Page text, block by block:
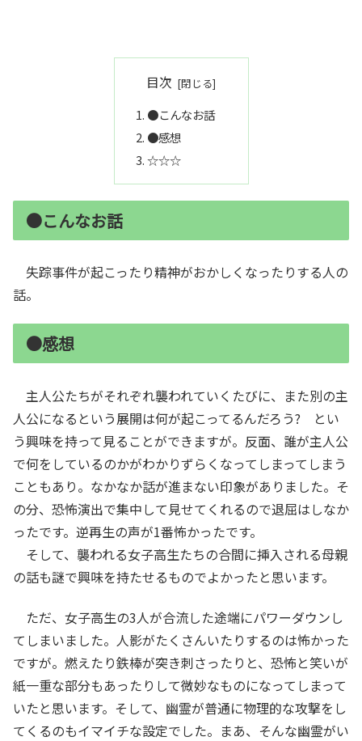
目次
●こんなお話
●感想
☆☆☆
●こんなお話
失踪事件が起こったり精神がおかしくなったりする人の
話。
●感想
主人公たちがそれぞれ襲われていくたびに、また別の主
人公になるという展開は何が起こってるんだろう? とい
う興味を持って見ることができますが。反面、誰が主人公
で何をしているのかがわかりずらくなってしまってしまう
こともあり。なかなか話が進まない印象がありました。そ
の分、恐怖演出で集中して見せてくれるので退屈はしなか
ったです。逆再生の声が1番怖かったです。
そして、襲われる女子高生たちの合間に挿入される母親
の話も謎で興味を持たせるものでよかったと思います。
ただ、女子高生の3人が合流した途端にパワーダウンし
てしまいました。人影がたくさんいたりするのは怖かった
ですが。燃えたり鉄棒が突き刺さったりと、恐怖と笑いが
紙一重な部分もあったりして微妙なものになってしまって
いたと思います。そして、幽霊が普通に物理的な攻撃をし
てくるのもイマイチな設定でした。まあ、そんな幽霊がい